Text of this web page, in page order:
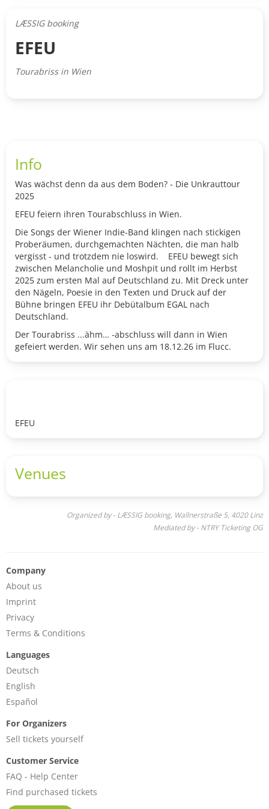
LÆSSIG booking
EFEU
Tourabriss in Wien
Info
Was wächst denn da aus dem Boden? - Die Unkrauttour
2025
EFEU feiern ihren Tourabschluss in Wien.
Die Songs der Wiener Indie-Band klingen nach stickigen
Proberäumen, durchgemachten Nächten, die man halb
vergisst - und trotzdem nie loswird. EFEU bewegt sich
zwischen Melancholie und Moshpit und rollt im Herbst
2025 zum ersten Mal auf Deutschland zu. Mit Dreck unter
den Nägeln, Poesie in den Texten und Druck auf der
Bühne bringen EFEU ihr Debütalbum EGAL nach
Deutschland.
Der Tourabriss ...ähm… -abschluss will dann in Wien
gefeiert werden. Wir sehen uns am 18.12.26 im Flucc.
EFEU
Venues
Organized by - LÆSSIG booking, Wallnerstraße 5, 4020 Linz
Mediated by - NTRY Ticketing OG
Company
About us
Imprint
Privacy
Terms & Conditions
Languages
Deutsch
English
Español
For Organizers
Sell tickets yourself
Customer Service
FAQ - Help Center
Find purchased tickets